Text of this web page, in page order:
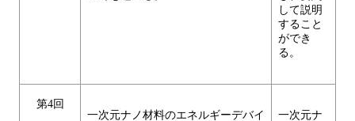
して説明
すること
ができ
る。
第4回
一次元ナノ材料のエネルギーデバイ
一次元ナ